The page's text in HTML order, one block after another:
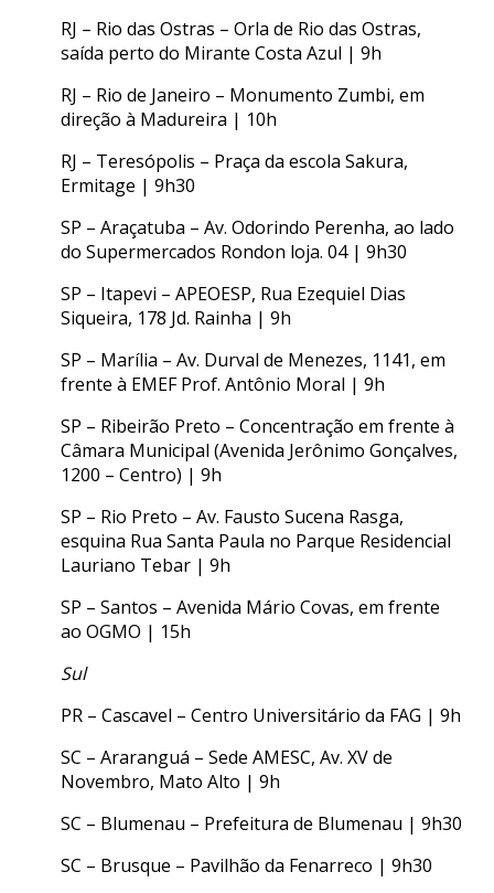
RJ – Rio das Ostras – Orla de Rio das Ostras,
saída perto do Mirante Costa Azul | 9h
RJ – Rio de Janeiro – Monumento Zumbi, em
direção à Madureira | 10h
RJ – Teresópolis – Praça da escola Sakura,
Ermitage | 9h30
SP – Araçatuba – Av. Odorindo Perenha, ao lado
do Supermercados Rondon loja. 04 | 9h30
SP – Itapevi – APEOESP, Rua Ezequiel Dias
Siqueira, 178 Jd. Rainha | 9h
SP – Marília – Av. Durval de Menezes, 1141, em
frente à EMEF Prof. Antônio Moral | 9h
SP – Ribeirão Preto – Concentração em frente à
Câmara Municipal (Avenida Jerônimo Gonçalves,
1200 – Centro) | 9h
SP – Rio Preto – Av. Fausto Sucena Rasga,
esquina Rua Santa Paula no Parque Residencial
Lauriano Tebar | 9h
SP – Santos – Avenida Mário Covas, em frente
ao OGMO | 15h
Sul
PR – Cascavel – Centro Universitário da FAG | 9h
SC – Araranguá – Sede AMESC, Av. XV de
Novembro, Mato Alto | 9h
SC – Blumenau – Prefeitura de Blumenau | 9h30
SC – Brusque – Pavilhão da Fenarreco | 9h30